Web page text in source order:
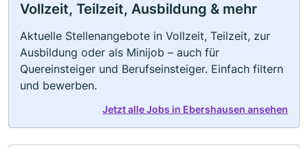
Vollzeit, Teilzeit, Ausbildung & mehr
Aktuelle Stellenangebote in Vollzeit, Teilzeit, zur
Ausbildung oder als Minijob – auch für
Quereinsteiger und Berufseinsteiger. Einfach filtern
und bewerben.
Jetzt alle Jobs in Ebershausen ansehen